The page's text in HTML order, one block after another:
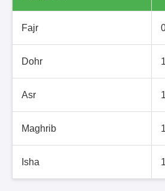
Fajr
Dohr
Asr
Maghrib
Isha